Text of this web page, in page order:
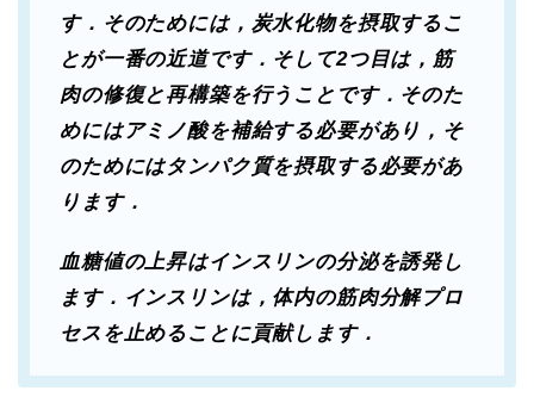
す．そのためには，炭水化物を摂取するこ
とが一番の近道です．そして2つ目は，筋
肉の修復と再構築を行うことです．そのた
めにはアミノ酸を補給する必要があり，そ
のためにはタンパク質を摂取する必要があ
ります．
血糖値の上昇はインスリンの分泌を誘発し
ます．インスリンは，体内の筋肉分解プロ
セスを止めることに貢献します．